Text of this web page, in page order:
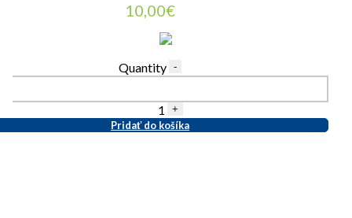
10,00€
Quantity -
1 +
Pridať do košíka